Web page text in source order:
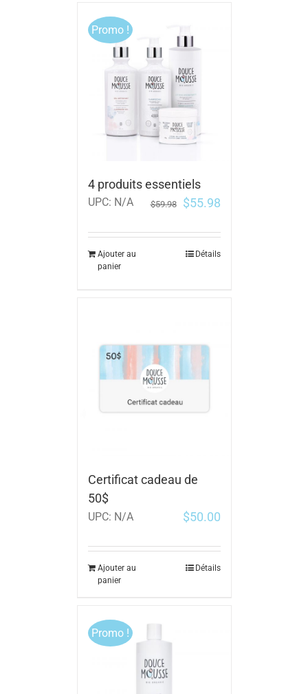
Promo !
4 produits essentiels
UPC: N/A $59.98 $55.98
Ajouter au
panier
Détails
Certificat cadeau de
50$
UPC: N/A $50.00
Ajouter au
panier
Détails
Promo !